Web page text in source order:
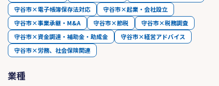
守谷市×電子帳簿保存法対応
守谷市×起業・会社設立
守谷市×事業承継・M&A
守谷市×節税
守谷市×税務調査
守谷市×資金調達・補助金・助成金
守谷市×経営アドバイス
守谷市×労務、社会保険関連
業種